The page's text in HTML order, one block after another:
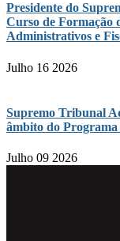
Presidente do
Curso de Formação
Administrativos e
Julho 16 2026
Supremo Tribunal
âmbito do
Julho 09 2026